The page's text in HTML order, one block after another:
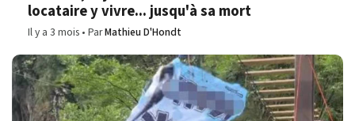
locataire y vivre... jusqu'à sa mort
Il y a 3 mois ParMathieu D'Hondt